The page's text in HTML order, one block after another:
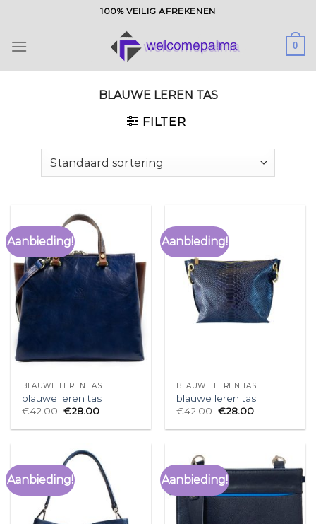
inhoud
100% VEILIG AFREKENEN
0
BLAUWE LEREN TAS
FILTER
Aanbieding!
BLAUWE LEREN TAS
blauwe leren tas
€42.00 €28.00
Aanbieding!
BLAUWE LEREN TAS
blauwe leren tas
€42.00 €28.00
Aanbieding! Aanbieding!